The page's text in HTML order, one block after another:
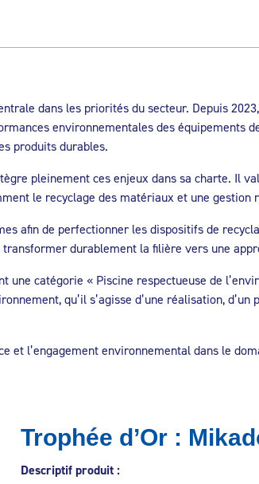
dans les priorités du secteur. Depuis
environnementales des équipements
produits durables.
pleinement ces enjeux dans sa charte. Il
le recyclage des matériaux et une gestion
afin de perfectionner les dispositifs de
durablement la filière vers une
une catégorie « Piscine respectueuse de
qu’il s’agisse d’une réalisation, d’un
et l’engagement environnemental dans le
Trophée d’Or :
Descriptifproduit :